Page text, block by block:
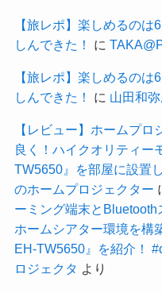
【旅レポ】楽しめるの
しんできた！
に
【旅レポ】楽しめるの
しんできた！
に 山田和
【レビュー】ホームプ
良く！ハイクオリティー
TW5650』を部屋に設置
のホームプロジェクター
ーミング端末と
ホームシアター環境を構
EH-TW5650』を紹介！
ロジェクタ より